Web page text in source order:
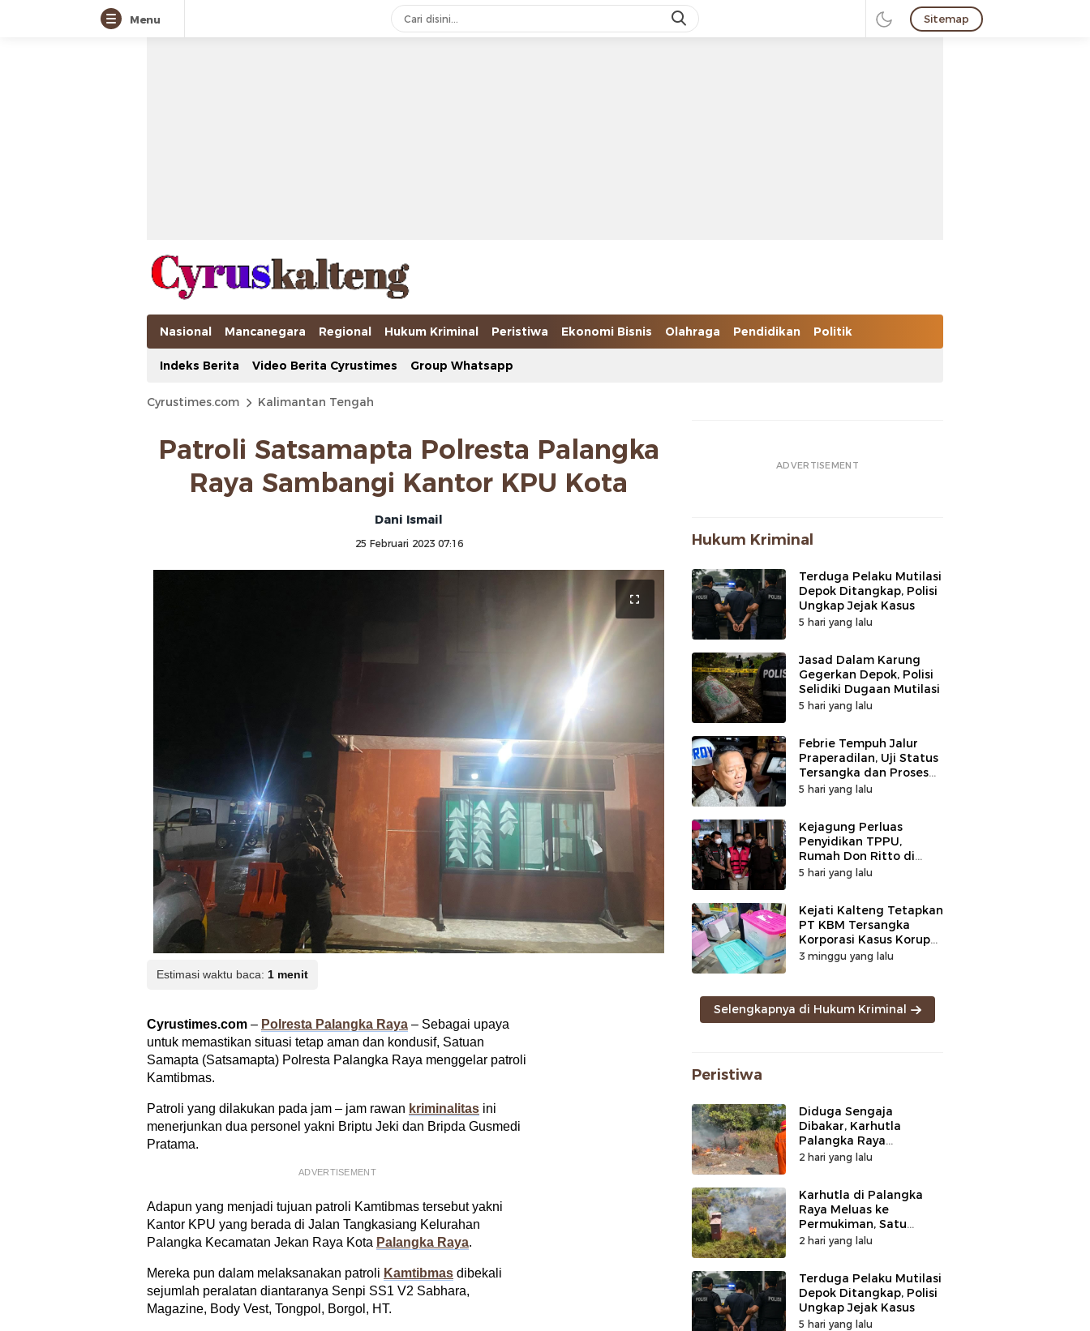
Menu Sitemap
Nasional Mancanegara Regional Hukum Kriminal Peristiwa Ekonomi Bisnis Olahraga Pendidikan Politik
Indeks Berita Video Berita Cyrustimes Group Whatsapp
Cyrustimes.com Kalimantan Tengah
Patroli Satsamapta Polresta Palangka
Raya Sambangi Kantor KPU Kota
Dani Ismail
25 Februari 2023 07:16
Estimasi waktu baca: 1 menit
Cyrustimes.com – Polresta Palangka Raya – Sebagai upaya
untuk memastikan situasi tetap aman dan kondusif, Satuan
Samapta (Satsamapta) Polresta Palangka Raya menggelar patroli
Kamtibmas.
Patroli yang dilakukan pada jam – jam rawan kriminalitas ini
menerjunkan dua personel yakni Briptu Jeki dan Bripda Gusmedi
Pratama.
ADVERTISEMENT
Adapun yang menjadi tujuan patroli Kamtibmas tersebut yakni
Kantor KPU yang berada di Jalan Tangkasiang Kelurahan
Palangka Kecamatan Jekan Raya Kota Palangka Raya.
Mereka pun dalam melaksanakan patroli Kamtibmas dibekali
sejumlah peralatan diantaranya Senpi SS1 V2 Sabhara,
Magazine, Body Vest, Tongpol, Borgol, HT.
ADVERTISEMENT
Hukum Kriminal
Terduga Pelaku Mutilasi
Depok Ditangkap, Polisi
Ungkap Jejak Kasus
5 hari yang lalu
Jasad Dalam Karung
Gegerkan Depok, Polisi
Selidiki Dugaan Mutilasi
5 hari yang lalu
Febrie Tempuh Jalur
Praperadilan, Uji Status
Tersangka dan Proses
Penyidikan
5 hari yang lalu
Kejagung Perluas
Penyidikan TPPU,
Rumah Don Ritto di
Bandung Digeledah
5 hari yang lalu
Kejati Kalteng Tetapkan
PT KBM Tersangka
Korporasi Kasus Korupsi
Zirkon Rp242 Miliar
3 minggu yang lalu
Selengkapnya di Hukum Kriminal
Peristiwa
Diduga Sengaja
Dibakar, Karhutla
Palangka Raya
Tinggalkan Karet Ban
2 hari yang lalu
Karhutla di Palangka
Raya Meluas ke
Permukiman, Satu
Rumah di Jalan Kalibata
2 hari yang lalu
Terduga Pelaku Mutilasi
Depok Ditangkap, Polisi
Ungkap Jejak Kasus
5 hari yang lalu